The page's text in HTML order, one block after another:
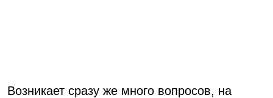
Возникает сразу же много вопросов, на